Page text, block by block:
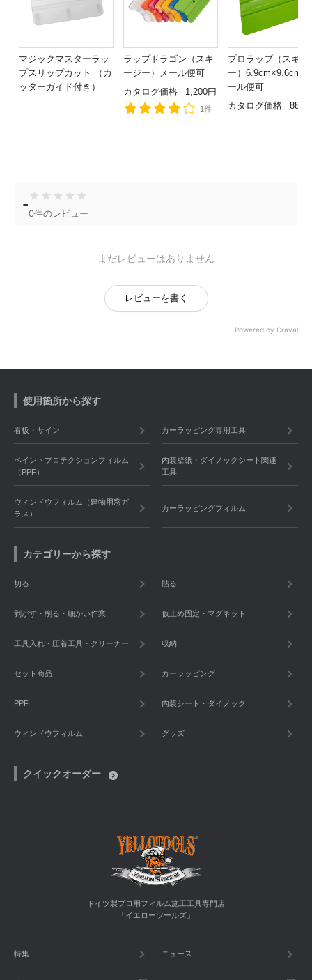
マジックマスターラッ
プスリップカット （カ
ッターガイド付き）
ラップドラゴン（スキ
ージー）メール便可
カタログ価格
1,200円
1件
プロラップ（スキー
ー）6.9cm×9.6cm
ール便可
カタログ価格
880
- ★ ★ ★ ★ ★
0件のレビュー
まだレビューはありません
レビューを書く
Powered by Craval
使用箇所から探す
看板・サイン カーラッピング専用工具
ペイントプロテクションフィルム
（PPF）
内装壁紙・ダイノックシート関連
工具
ウィンドウフィルム（建物用窓ガ
ラス）
カーラッピングフィルム
カテゴリーから探す
切る 貼る
剥がす・削る・細かい作業 仮止め固定・マグネット
工具入れ・圧着工具・クリーナー 収納
セット商品 カーラッピング
PPF 内装シート・ダイノック
ウィンドウフィルム グッズ
クイックオーダー
ドイツ製プロ用フィルム施工工具専門店
「イエローツールズ」
特集 ニュース